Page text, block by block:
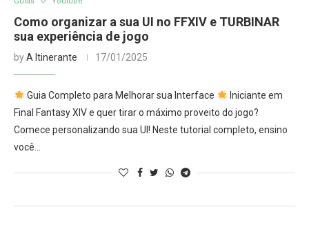
Como organizar a sua UI no FFXIV e TURBINAR
sua experiência de jogo
byA Itinerante 17/01/2025
Guia Completo para Melhorar sua Interface
Iniciante em
Final Fantasy XIV e quer tirar o máximo proveito do jogo?
Comece personalizando sua UI! Neste tutorial completo, ensino
você…